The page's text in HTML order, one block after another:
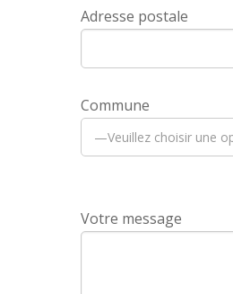
Adresse postale
Commune
Votre message